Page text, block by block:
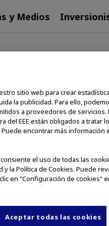
y Medios
healthier, safer and
of 35 U.S.C. §
here may not have
sitio web para crear
la publicidad. Para ello,
a proveedores de servicios.
EEE están obligados a tratar
encontrar más información
el uso de todas las
la Política de Cookies. Puede
en "Configuración de cookies"
Aceptar todas las cookies